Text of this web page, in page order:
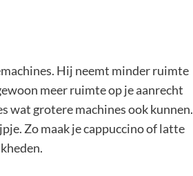
Hij neemt minder ruimte
meer ruimte op je aanrecht
wat grotere machines ook kunnen.
Zo maak je cappuccino of latte